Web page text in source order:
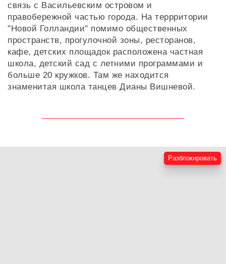
связь с Васильевским островом и
правобережной частью города. На террритории
"Новой Голландии" помимо общественных
пространств, прогулочной зоны, ресторанов,
кафе, детских площадок расположена частная
школа, детский сад с летними программами и
больше 20 кружков. Там же находится
знаменитая школа танцев Дианы Вишневой.
Разблокировать